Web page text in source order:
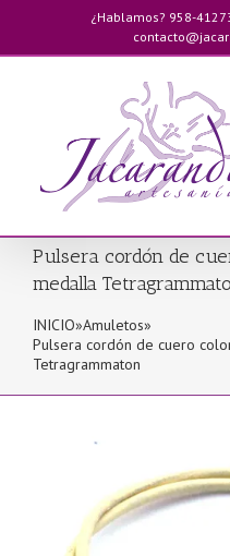
contenido
¿Hablamos? 958-
Pulsera cordón de
medalla
INICIO»Amuletos»
Pulsera cordón de cuero
Tetragrammaton